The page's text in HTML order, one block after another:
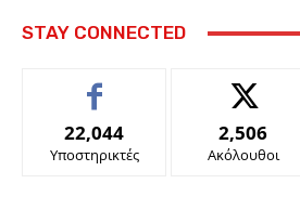
STAY CONNECTED
22,044
Υποστηρικτές
2,506
Ακόλουθοι